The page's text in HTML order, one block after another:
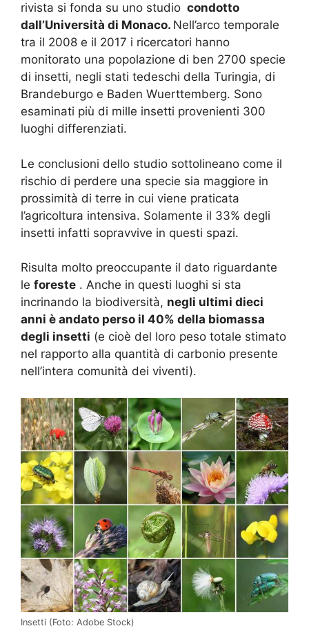
rivista si fonda su uno studio condotto
dall’Università di Monaco. Nell’arco temporale
tra il 2008 e il 2017 i ricercatori hanno
monitorato una popolazione di ben 2700 specie
di insetti, negli stati tedeschi della Turingia, di
Brandeburgo e Baden Wuerttemberg. Sono
esaminati più di mille insetti provenienti 300
luoghi differenziati.
Le conclusioni dello studio sottolineano come il
rischio di perdere una specie sia maggiore in
prossimità di terre in cui viene praticata
l’agricoltura intensiva. Solamente il 33% degli
insetti infatti sopravvive in questi spazi.
Risulta molto preoccupante il dato riguardante
le foreste . Anche in questi luoghi si sta
incrinando la biodiversità, negli ultimi dieci
anni è andato perso il 40% della biomassa
degli insetti (e cioè del loro peso totale stimato
nel rapporto alla quantità di carbonio presente
nell’intera comunità dei viventi).
Insetti (Foto: Adobe Stock)